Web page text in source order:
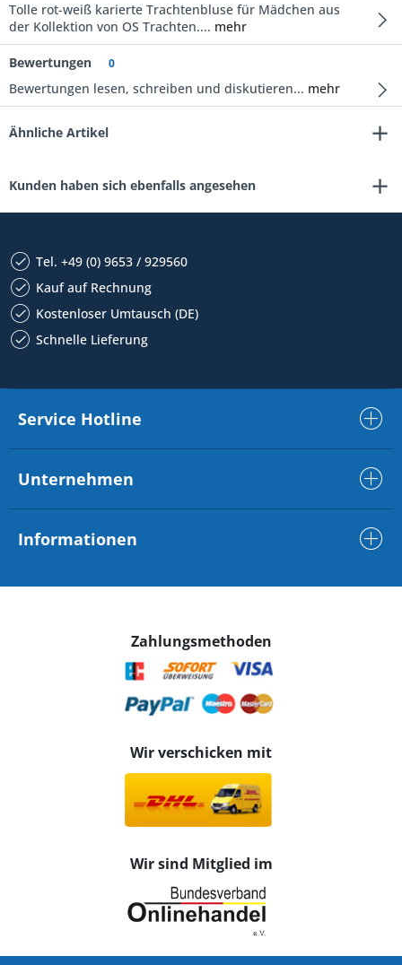
Tolle rot-weiß karierte Trachtenbluse für Mädchen aus
der Kollektion von OS Trachten.... mehr
Bewertungen 0
Bewertungen lesen, schreiben und diskutieren... mehr
Ähnliche Artikel
Kunden haben sich ebenfalls angesehen
Tel. +49 (0) 9653 / 929560
Kauf auf Rechnung
Kostenloser Umtausch (DE)
Schnelle Lieferung
Service Hotline
Unternehmen
Informationen
Zahlungsmethoden
Wir verschicken mit
Wir sind Mitglied im